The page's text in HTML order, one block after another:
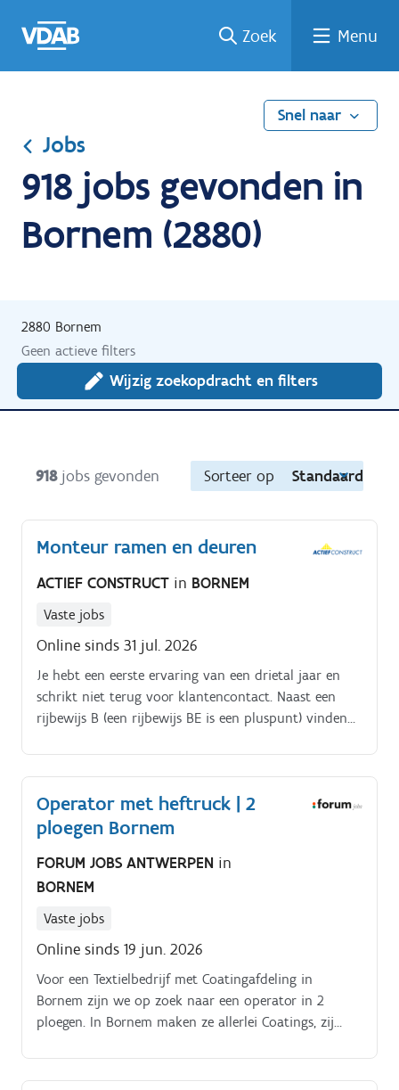
naar
een
een
job
naar
Zoek Menu
Snel naar
Jobs
918 jobs gevonden in
Bornem (2880)
2880 Bornem
Geen actieve filters
Wijzig zoekopdracht en filters
918 jobs gevonden Sorteer op Standaard
Monteur ramen en deuren
ACTIEF CONSTRUCT in BORNEM
Vaste jobs
Online sinds 31 jul. 2026
Je hebt een eerste ervaring van een drietal jaar en
schrikt niet terug voor klantencontact. Naast een
rijbewijs B (een rijbewijs BE is een pluspunt) vinden
taal goed beheerst Binnen ons bedrijf kan je rekenen
op een aantrekkelijke verloning volgens PC 100,
afgestemd op jouw ervaring.
Operator met heftruck | 2
ploegen Bornem
FORUM JOBS ANTWERPEN in
BORNEM
Vaste jobs
Online sinds 19 jun. 2026
Voor een Textielbedrijf met Coatingafdeling in
Bornem zijn we op zoek naar een operator in 2
ploegen. In Bornem maken ze allerlei Coatings, zij